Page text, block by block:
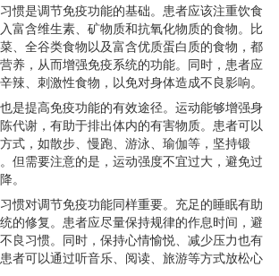
是调节免疫功能的基础。患者应该注重饮食
富含维生素、矿物质和抗氧化物质的食物。比
、全谷类食物以及富含优质蛋白质的食物，都
养，从而增强免疫系统的功能。同时，患者应
辣、刺激性食物，以免对身体造成不良影响。
提高免疫功能的有效途径。运动能够增强身
代谢，有助于排出体内的有害物质。患者可以
式，如散步、慢跑、游泳、瑜伽等，坚持锻
但需要注意的是，运动强度不宜过大，避免过
。
对调节免疫功能同样重要。充足的睡眠有助
的修复。患者应尽量保持规律的作息时间，避
良习惯。同时，保持心情愉悦、减少压力也有
者可以通过听音乐、阅读、旅游等方式放松心